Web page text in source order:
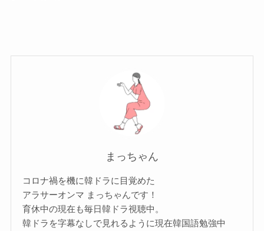
まっちゃん
コロナ禍を機に韓ドラに目覚めた
アラサーオンマ まっちゃんです！
育休中の現在も毎日韓ドラ視聴中。
韓ドラを字幕なしで見れるように現在韓国語勉強中